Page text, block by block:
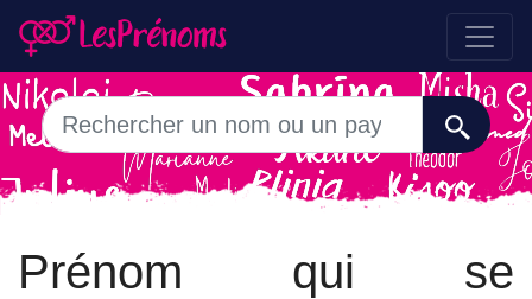
Prénom qui se